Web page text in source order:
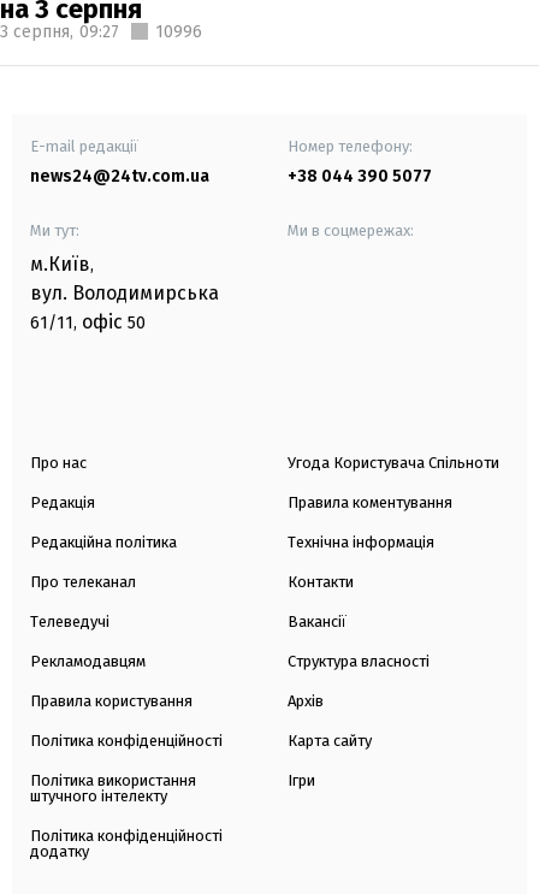
на 3 серпня
3 серпня, 09:27 10996
E-mail редакції
news24@24tv.com.ua
Номер телефону:
+38 044 390 5077
Ми тут:
м.Київ,
вул. Володимирська
61/11, офіс 50
Ми в соцмережах:
Про нас
Редакція
Редакційна політика
Про телеканал
Телеведучі
Рекламодавцям
Правила користування
Політика конфіденційності
Політика використання
штучного інтелекту
Політика конфіденційності
додатку
Угода Користувача Спільноти
Правила коментування
Технічна інформація
Контакти
Вакансії
Структура власності
Архів
Карта сайту
Ігри